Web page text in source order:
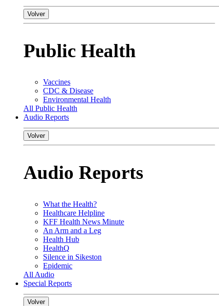
Volver
Public Health
Vaccines
CDC & Disease
Environmental Health
All Public Health
Audio Reports
Volver
Audio Reports
What the Health?
Healthcare Helpline
KFF Health News Minute
An Arm and a Leg
Health Hub
HealthQ
Silence in Sikeston
Epidemic
All Audio
Special Reports
Volver